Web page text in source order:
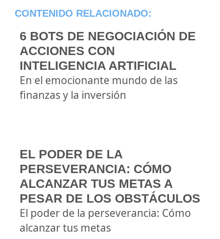
CONTENIDO RELACIONADO:
6 BOTS DE NEGOCIACIÓN DE
ACCIONES CON
INTELIGENCIA ARTIFICIAL
En el emocionante mundo de las
finanzas y la inversión
EL PODER DE LA
PERSEVERANCIA: CÓMO
ALCANZAR TUS METAS A
PESAR DE LOS OBSTÁCULOS
El poder de la perseverancia: Cómo
alcanzar tus metas